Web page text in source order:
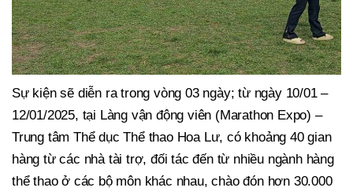
Sự kiện sẽ diễn ra trong vòng 03 ngày; từ ngày 10/01 –
12/01/2025, tại Làng vận động viên (Marathon Expo) –
Trung tâm Thể dục Thể thao Hoa Lư, có khoảng 40 gian
hàng từ các nhà tài trợ, đối tác đến từ nhiều ngành hàng
thể thao ở các bộ môn khác nhau, chào đón hơn 30.000